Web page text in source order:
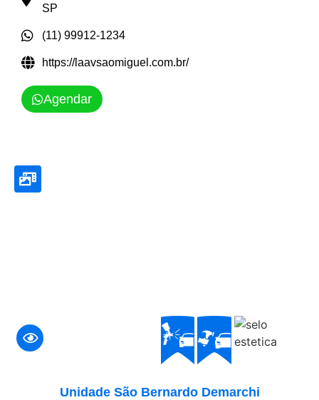
SP
(11) 99912-1234
https://laavsaomiguel.com.br/
Agendar
Unidade São Bernardo Demarchi